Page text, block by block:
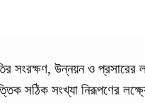
সংরক্ষণ, উন্নয়ন ও প্রসারের
সঠিক সংখ্যা নিরূপণের